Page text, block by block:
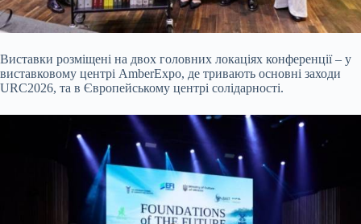
Виставки розміщені на двох головних локаціях конференції – у
виставковому центрі AmberExpo, де тривають основні заходи
URC2026, та в Європейському центрі солідарності.